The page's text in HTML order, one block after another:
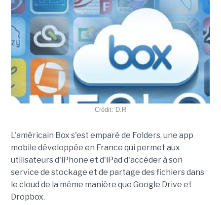
Crédit: D.R
L'américain Box s'est emparé de Folders, une app
mobile développée en France qui permet aux
utilisateurs d'iPhone et d'iPad d'accéder à son
service de stockage et de partage des fichiers dans
le cloud de la même manière que Google Drive et
Dropbox.